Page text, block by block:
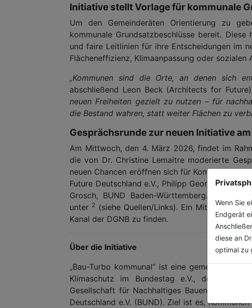
Wenn Sie
Endgerät
diese an
optimal zu
Initiative stellt Vorlage für kommunale
Um den Gemeinderäten Orientierung zu
kommunale Grundsatzbeschlüsse bereit.
und faire Leitlinien für ihre Entscheidungen im
Flächeneffizienz, Klimaanpassung oder sozialen
„Kommunen sind die Orte, an denen sich
abschließend Leon Beck (Architects for
neuen Freiheiten gezielt zu nutzen – für
die Bestand wahren, statt weiter Flächen zu
Gesprächsrunde zur neuen Initiative
Am Mittwoch, den 4. März 2026, findet im
die von Dr. Christine Lemaitre moderierte
neuen Chancen eröffnen sich für Kommunen”
Future Deutschland e.V., Philipp George,
Grosch, BUND Baden-Württemberg. Die
unter 2 (siehe Quellen/Links). Ein Mitschnitt
Kanal der DGNB zu finden.
Über die Initiative
„Bau-Turbo kommunal“ ist eine gemeinsame
Klimaschutz im Bundestag e.V., der
Gesellschaft für Nachhaltiges Bauen (DGNB)
Deutschland e.V. (BUND). Ziel ist es,